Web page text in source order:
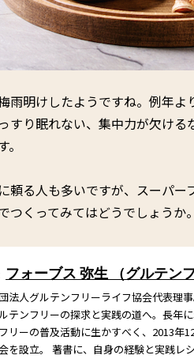
雨明けしたようですね。例年よ
すり眠れない、集中力が欠ける
頼る人も多いですが、スーパー
くってみてはどうでしょうか。
フォーブス 弥生 （グルテン
法人グルテンフリーライフ協会代表理
テンフリーの探求と実践の道へ。長年
リーの普及活動に生かすべく、2013年
を設立。 著書に、自身の経験と実践レ